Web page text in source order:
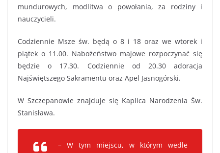
mundurowych, modlitwa o powołania, za rodziny i
nauczycieli.
Codziennie Msze św. będą o 8 i 18 oraz we wtorek i
piątek o 11.00. Nabożeństwo majowe rozpoczynać się
będzie o 17.30. Codziennie od 20.30 adoracja
Najświętszego Sakramentu oraz Apel Jasnogórski.
W Szczepanowie znajduje się Kaplica Narodzenia Św.
Stanisława.
– W tym miejscu, w którym wedle